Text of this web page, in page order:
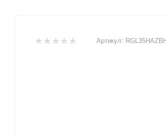
Артикул: RGL35HAZBH